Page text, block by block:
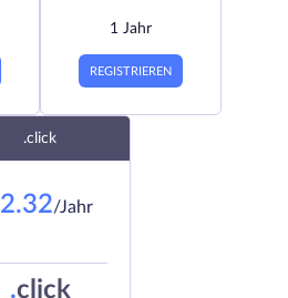
1 Jahr
REGISTRIEREN
.click
2.32/Jahr
.click